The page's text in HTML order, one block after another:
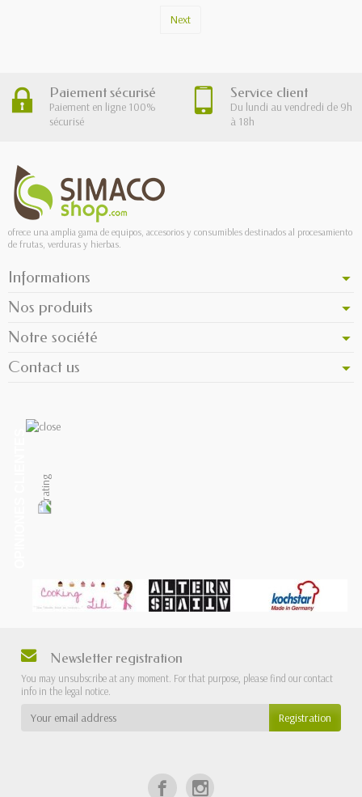
Next
Paiement sécurisé
Paiement en ligne 100%
sécurisé
Service client
Du lundi au vendredi de 9h
à 18h
ofrece una amplia gama de equipos, accesorios y consumibles destinados al procesamiento
de frutas, verduras y hierbas.
Informations
Nos produits
Notre société
Contact us
Newsletter registration
You may unsubscribe at any moment. For that purpose, please find our contact
info in the legal notice.
Registration